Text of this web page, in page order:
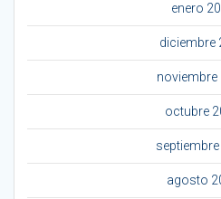
enero
diciembre
noviembre
octubre
agosto